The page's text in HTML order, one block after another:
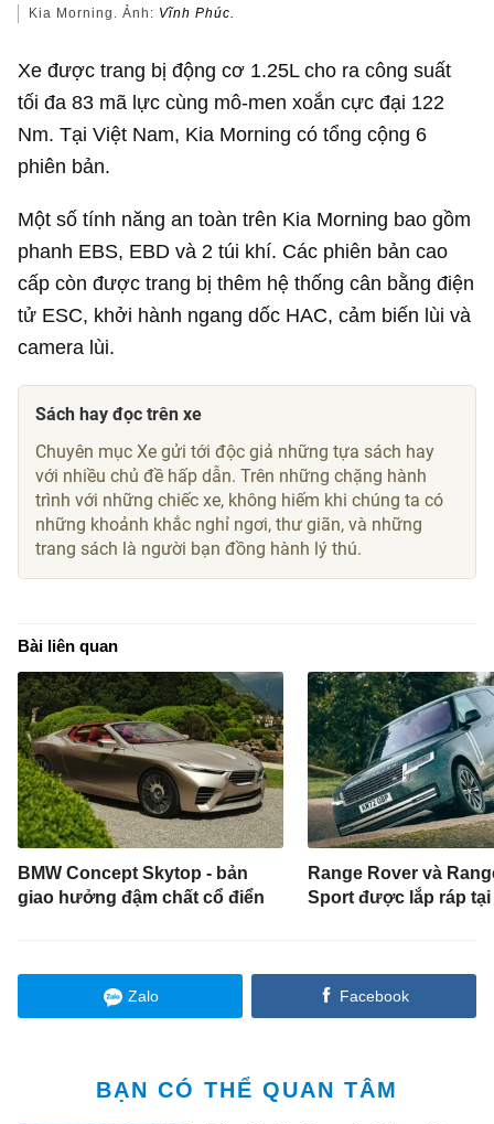
Kia Morning. Ảnh: Vĩnh Phúc.
Xe được trang bị động cơ 1.25L cho ra công suất
tối đa 83 mã lực cùng mô-men xoắn cực đại 122
Nm. Tại Việt Nam, Kia Morning có tổng cộng 6
phiên bản.
Một số tính năng an toàn trên Kia Morning bao gồm
phanh EBS, EBD và 2 túi khí. Các phiên bản cao
cấp còn được trang bị thêm hệ thống cân bằng điện
tử ESC, khởi hành ngang dốc HAC, cảm biến lùi và
camera lùi.
Sách hay đọc trên xe
Chuyên mục Xe gửi tới độc giả những tựa sách hay
với nhiều chủ đề hấp dẫn. Trên những chặng hành
trình với những chiếc xe, không hiếm khi chúng ta có
những khoảnh khắc nghỉ ngơi, thư giãn, và những
trang sách là người bạn đồng hành lý thú.
Bài liên quan
BMW Concept Skytop - bản
giao hưởng đậm chất cổ điển
Range Rover và
Sport được lắp ráp
Zalo Facebook
BẠN CÓ THỂ QUAN TÂM